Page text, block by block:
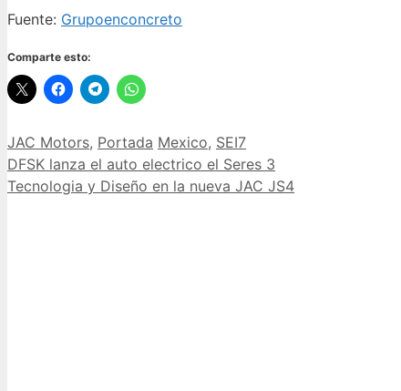
Fuente: Grupoenconcreto
Comparte esto:
JAC Motors, Portada Mexico, SEI7
DFSK lanza el auto electrico el Seres 3
Tecnologia y Diseño en la nueva JAC JS4